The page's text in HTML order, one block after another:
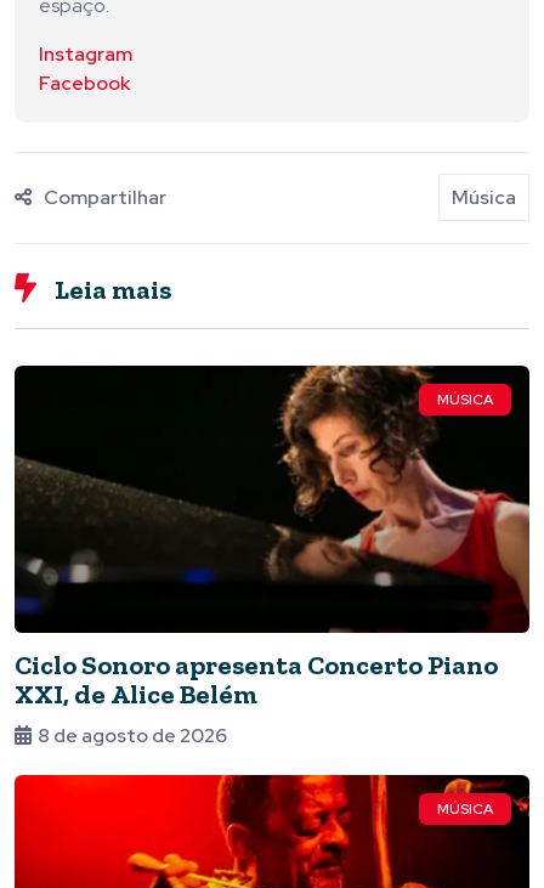
espaço.
Instagram
Facebook
Compartilhar Música
Leia mais
MÚSICA
Ciclo Sonoro apresenta Concerto Piano
XXI, de Alice Belém
8 de agosto de 2026
MÚSICA